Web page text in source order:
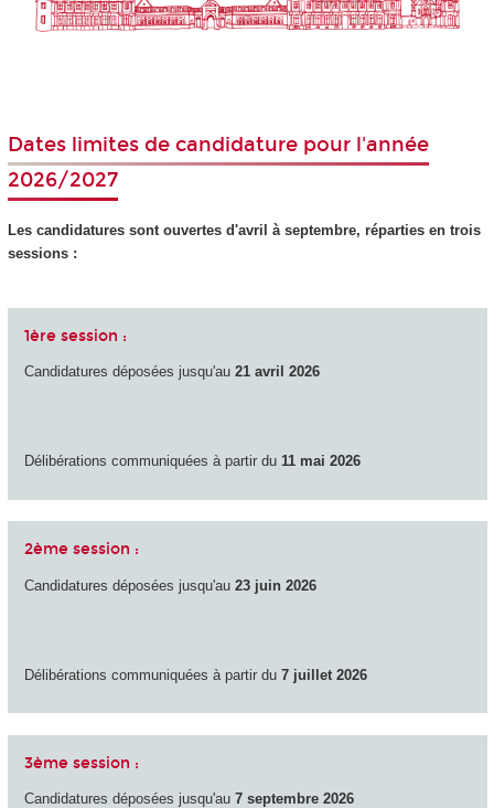
Dates limites de candidature pour l'année
2026/2027
Les candidatures sont ouvertes d'avril à septembre, réparties en trois
sessions :
1ère session :
Candidatures déposées jusqu'au 21 avril 2026
Délibérations communiquées à partir du 11 mai 2026
2ème session :
Candidatures déposées jusqu'au 23 juin 2026
Délibérations communiquées à partir du 7 juillet 2026
3ème session :
Candidatures déposées jusqu'au 7 septembre 2026